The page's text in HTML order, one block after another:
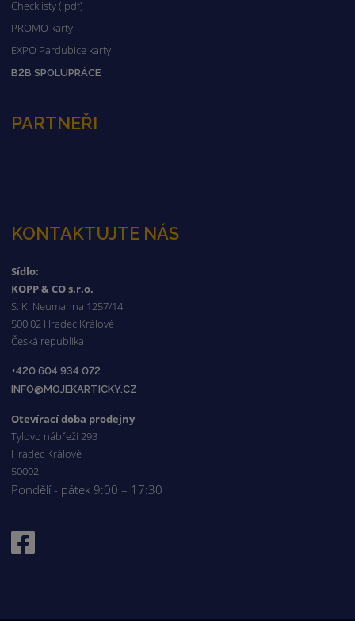
Checklisty (.pdf)
PROMO karty
EXPO Pardubice karty
B2B SPOLUPRÁCE
PARTNEŘI
KONTAKTUJTE NÁS
Sídlo:
KOPP & CO s.r.o.
S. K. Neumanna 1257/14
500 02 Hradec Králové
Česká republika
+420 604 934 072
INFO@MOJEKARTICKY.CZ
Otevírací doba prodejny
Tylovo nábřeží 293
Hradec Králové
50002
Pondělí - pátek 9:00 – 17:30